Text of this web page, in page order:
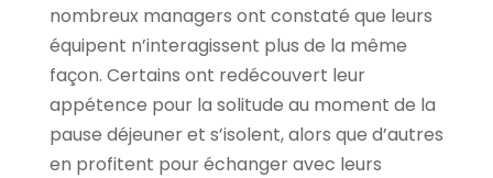
nombreux managers ont constaté que leurs
équipent n’interagissent plus de la même
façon. Certains ont redécouvert leur
appétence pour la solitude au moment de la
pause déjeuner et s’isolent, alors que d’autres
en profitent pour échanger avec leurs